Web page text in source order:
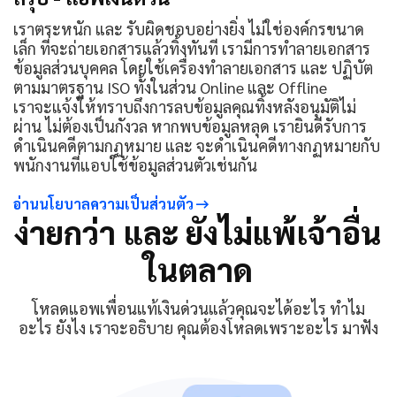
เราตระหนัก และ รับผิดชอบอย่างยิ่ง ไม่ใช่องค์กรขนาด
เล็ก ที่จะถ่ายเอกสารแล้วทิ้งทันที เรามีการทำลายเอกสาร
ข้อมูลส่วนบุคคล โดยใช้เครื่องทำลายเอกสาร และ ปฏิบัต
ตามมาตรฐาน ISO ทั้งในส่วน Online และ Offline
เราจะแจ้งให้ทราบถึงการลบข้อมูลคุณทิ้งหลังอนุมัติไม่
ผ่าน ไม่ต้องเป็นกังวล หากพบข้อมูลหลุด เรายินดีรับการ
ดำเนินคดีตามกฏหมาย และ จะดำเนินคดีทางกฏหมายกับ
พนักงานที่แอบใช้ข้อมูลส่วนตัวเช่นกัน
อ่านนโยบาลความเป็นส่วนตัว
ง่ายกว่า และ ยังไม่แพ้เจ้าอื่น
ในตลาด
โหลดแอพเพื่อนแท้เงินด่วนแล้วคุณจะได้อะไร ทำไม
อะไร ยังไง เราจะอธิบาย คุณต้องโหลดเพราะอะไร มาฟัง